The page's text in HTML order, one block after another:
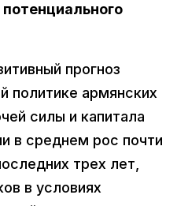
прогноз
политике армянских
силы и капитала
в среднем рос почти
трех лет,
в условиях